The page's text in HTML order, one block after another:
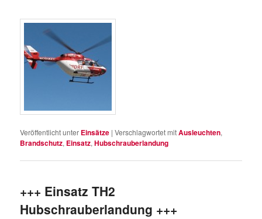
Veröffentlicht unter Einsätze |Verschlagwortet mitAusleuchten,
Brandschutz, Einsatz,Hubschrauberlandung
+++ Einsatz TH2
Hubschrauberlandung +++